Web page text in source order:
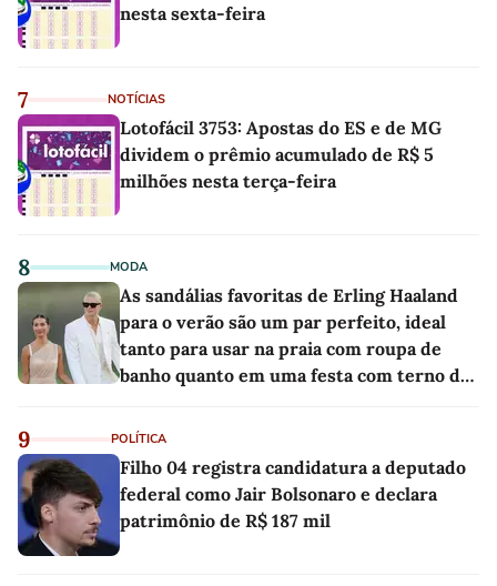
nesta sexta-feira
7 NOTÍCIAS
Lotofácil 3753: Apostas do ES e de MG
dividem o prêmio acumulado de R$ 5
milhões nesta terça-feira
8 MODA
As sandálias favoritas de Erling Haaland
para o verão são um par perfeito, ideal
tanto para usar na praia com roupa de
banho quanto em uma festa com terno de
9 POLÍTICA
Filho 04 registra candidatura a deputado
federal como Jair Bolsonaro e declara
patrimônio de R$ 187 mil